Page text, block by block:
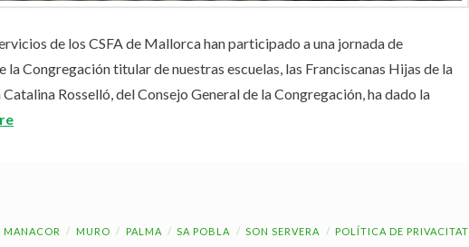
de los CSFA de Mallorca han participado a una jornada de
Congregación titular de nuestras escuelas, las Franciscanas Hijas de la
Rosselló, del Consejo General de la Congregación, ha dado la
MANACOR MURO PALMA SA POBLA SON SERVERA POLÍTICA DE PRIVACITAT